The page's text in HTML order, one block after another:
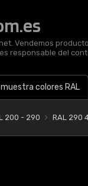
Vendemos
responsable del
colores RAL
200 - 290 RAL 290